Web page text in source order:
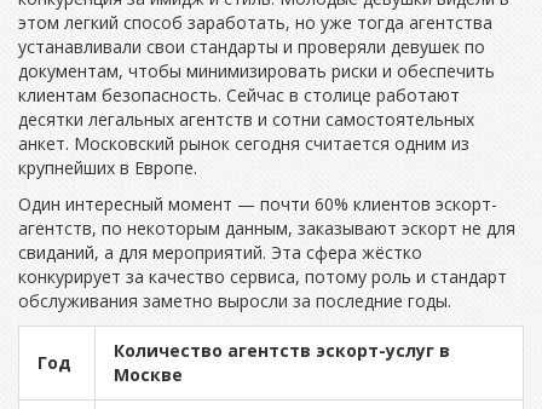
этом легкий способ заработать, но уже тогда агентства
устанавливали свои стандарты и проверяли девушек по
документам, чтобы минимизировать риски и обеспечить
клиентам безопасность. Сейчас в столице работают
десятки легальных агентств и сотни самостоятельных
анкет. Московский рынок сегодня считается одним из
крупнейших в Европе.
Один интересный момент — почти 60% клиентов эскорт-
агентств, по некоторым данным, заказывают эскорт не для
свиданий, а для мероприятий. Эта сфера жёстко
конкурирует за качество сервиса, потому роль и стандарт
обслуживания заметно выросли за последние годы.
Год
Количество агентств эскорт-услуг в
Москве